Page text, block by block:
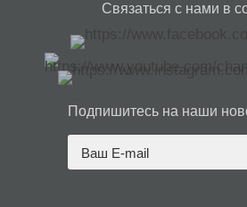
Связаться с нами в
Подпишитесь на наши